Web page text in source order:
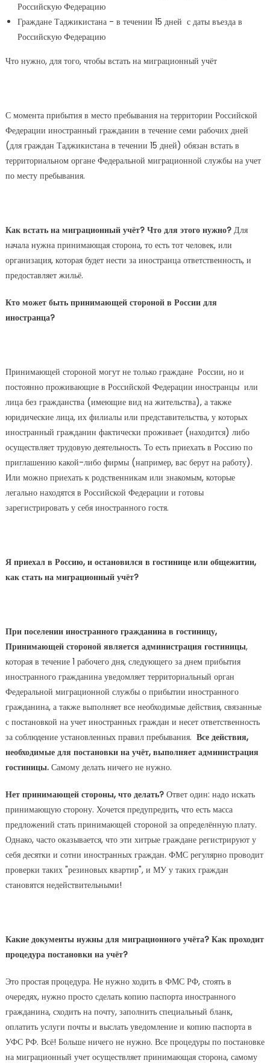
Российскую Федерацию
Граждане Таджикистана - в течении 15 дней с даты въезда в
Российскую Федерацию
Что нужно, для того, чтобы встать на миграционный учёт
С момента прибытия в место пребывания на территории Российской
Федерации иностранный гражданин в течение семи рабочих дней
(для граждан Таджикистана в течении 15 дней) обязан встать в
территориальном органе Федеральной миграционной службы на учет
по месту пребывания.
Как встать на миграционный учёт? Что для этого нужно?Для
начала нужна принимающая сторона, то есть тот человек, или
организация, которая будет нести за иностранца ответственность, и
предоставляет жильё.
Кто может быть принимающей стороной в России для
иностранца?
Принимающей стороной могут не только граждане России, но и
постоянно проживающие в Российской Федерации иностранцы или
лица без гражданства (имеющие вид на жительства), а также
юридические лица, их филиалы или представительства, у которых
иностранный гражданин фактически проживает (находится) либо
осуществляет трудовую деятельность. То есть приехать в Россию по
приглашению какой-либо фирмы (например, вас берут на работу).
Или можно приехать к родственникам или знакомым, которые
легально находятся в Российской Федерации и готовы
зарегистрировать у себя иностранного гостя.
Я приехал в Россию, и остановился в гостинице или общежитии,
как стать на миграционный учёт?
При поселении иностранного гражданина в гостиницу,
Принимающей стороной является администрация гостиницы,
которая в течение 1 рабочего дня, следующего за днем прибытия
иностранного гражданина уведомляет территориальный орган
Федеральной миграционной службы о прибытии иностранного
гражданина, а также выполняет все необходимые действия, связанные
с постановкой на учет иностранных граждан и несет ответственность
за соблюдение установленных правил пребывания. Все действия,
необходимые для постановки на учёт, выполняет администрация
гостиницы.Самому делать ничего не нужно.
Нет принимающей стороны, что делать?Ответ один: надо искать
принимающую сторону. Хочется предупредить, что есть масса
предложений стать принимающей стороной за определённую плату.
Однако, часто оказывается, что эти хитрые граждане регистрируют у
себя десятки и сотни иностранных граждан. ФМС регулярно проводит
проверки таких "резиновых квартир", и МУ у таких граждан
становятся недействительными!
Какие документы нужны для миграционного учёта? Как проходит
процедура постановки на учёт?
Это простая процедура. Не нужно ходить в ФМС РФ, стоять в
очередях, нужно просто сделать копию паспорта иностранного
гражданина, сходить на почту, заполнить специальный бланк,
оплатить услуги почты и выслать уведомление и копию паспорта в
УФС РФ. Всё! Больше ничего не нужно. Все процедуры по постановке
на миграционный учет осуществляет принимающая сторона, самому